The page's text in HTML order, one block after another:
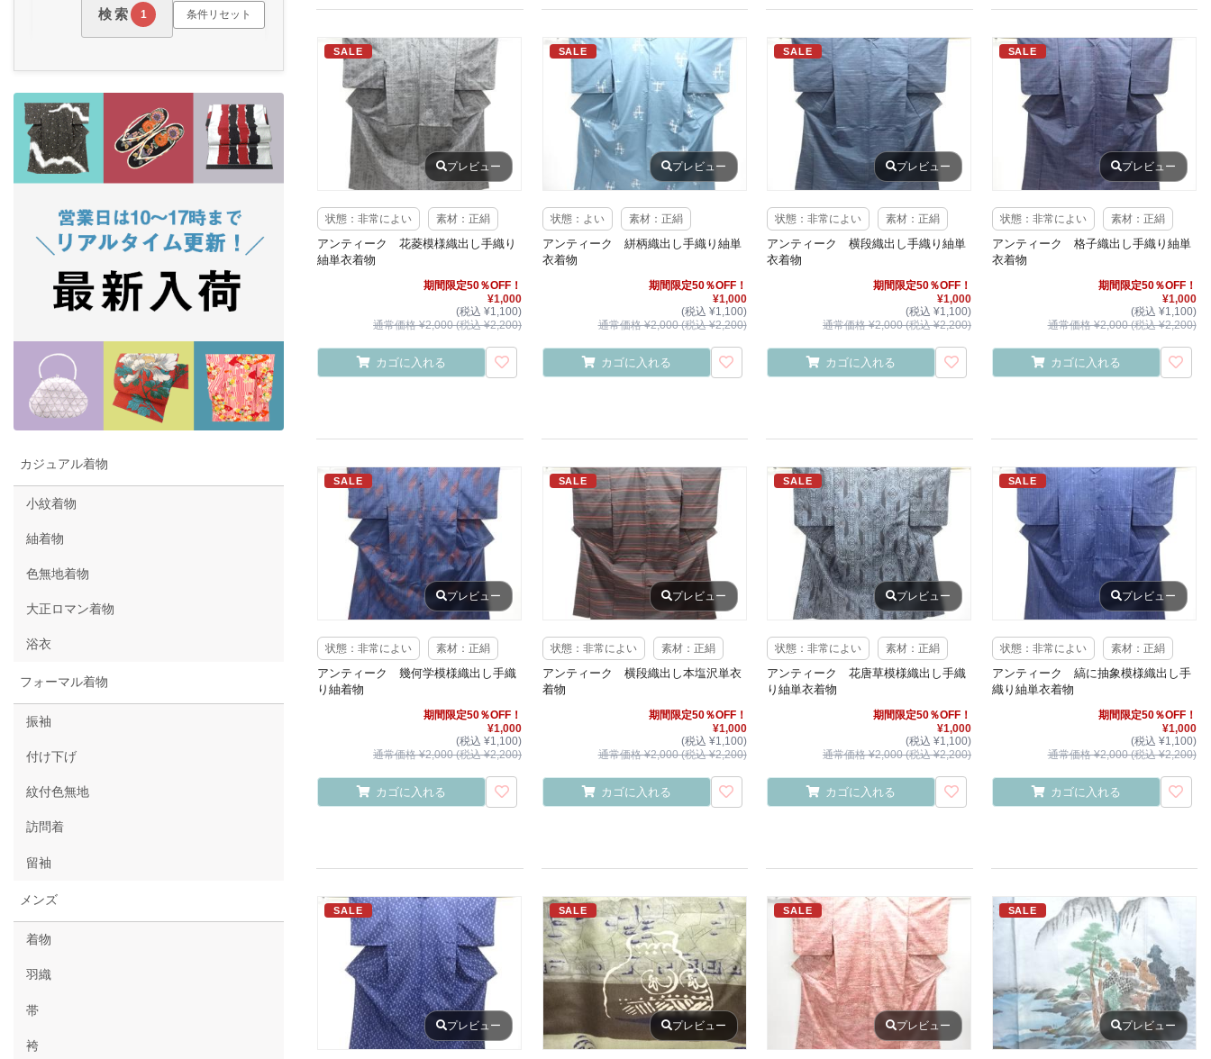
検索 1 条件リセット
カジュアル着物
小紋着物
紬着物
色無地着物
大正ロマン着物
浴衣
フォーマル着物
振袖
付け下げ
紋付色無地
訪問着
留袖
メンズ
着物
羽織
帯
袴
SALE
プレビュー
状態：非常によい 素材：正絹
アンティーク 花菱模様織出し手織り
紬単衣着物
期間限定50％OFF！
¥1,000
(税込 ¥1,100)
通常価格 ¥2,000 (税込 ¥2,200)
カゴに入れる
SALE
プレビュー
状態：よい 素材：正絹
アンティーク 絣柄織出し手織り紬単
衣着物
期間限定50％OFF！
¥1,000
(税込 ¥1,100)
通常価格 ¥2,000 (税込 ¥2,200)
カゴに入れる
SALE
プレビュー
状態：非常によい 素材：正絹
アンティーク 横段織出し手織り紬単
衣着物
期間限定50％OFF！
¥1,000
(税込 ¥1,100)
通常価格 ¥2,000 (税込 ¥2,200)
カゴに入れる
SALE
プレビュー
状態：非常によい 素材：正絹
アンティーク 格子織出し手織り紬単
衣着物
期間限定50％OFF！
¥1,000
(税込 ¥1,100)
通常価格 ¥2,000 (税込 ¥2,200)
カゴに入れる
SALE
プレビュー
状態：非常によい 素材：正絹
アンティーク 幾何学模様織出し手織
り紬着物
期間限定50％OFF！
¥1,000
(税込 ¥1,100)
通常価格 ¥2,000 (税込 ¥2,200)
カゴに入れる
SALE
プレビュー
状態：非常によい 素材：正絹
アンティーク 横段織出し本塩沢単衣
着物
期間限定50％OFF！
¥1,000
(税込 ¥1,100)
通常価格 ¥2,000 (税込 ¥2,200)
カゴに入れる
SALE
プレビュー
状態：非常によい 素材：正絹
アンティーク 花唐草模様織出し手織
り紬単衣着物
期間限定50％OFF！
¥1,000
(税込 ¥1,100)
通常価格 ¥2,000 (税込 ¥2,200)
カゴに入れる
SALE
プレビュー
状態：非常によい 素材：正絹
アンティーク 縞に抽象模様織出し手
織り紬単衣着物
期間限定50％OFF！
¥1,000
(税込 ¥1,100)
通常価格 ¥2,000 (税込 ¥2,200)
カゴに入れる
SALE
プレビュー
SALE
プレビュー
SALE
プレビュー
SALE
プレビュー